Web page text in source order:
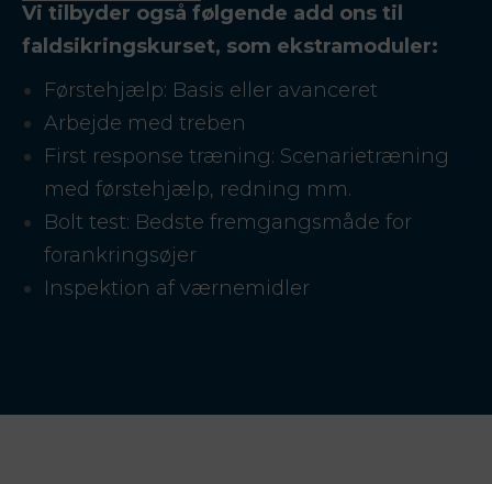
Vi tilbyder også følgende add ons til
faldsikringskurset, som ekstramoduler:
Førstehjælp: Basis eller avanceret
Arbejde med treben
First response træning: Scenarietræning
med førstehjælp, redning mm.
Bolt test: Bedste fremgangsmåde for
forankringsøjer
Inspektion af værnemidler